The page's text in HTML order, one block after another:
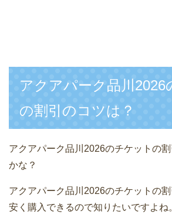
アクアパーク品川2026
の割引のコツは？
アクアパーク品川2026のチケットの
かな？
アクアパーク品川2026のチケットの
安く購入できるので知りたいですよね